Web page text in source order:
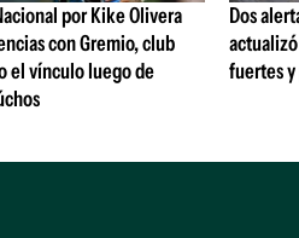
por Kike Olivera
con Gremio, club
el vínculo luego de
Dos
fuertes